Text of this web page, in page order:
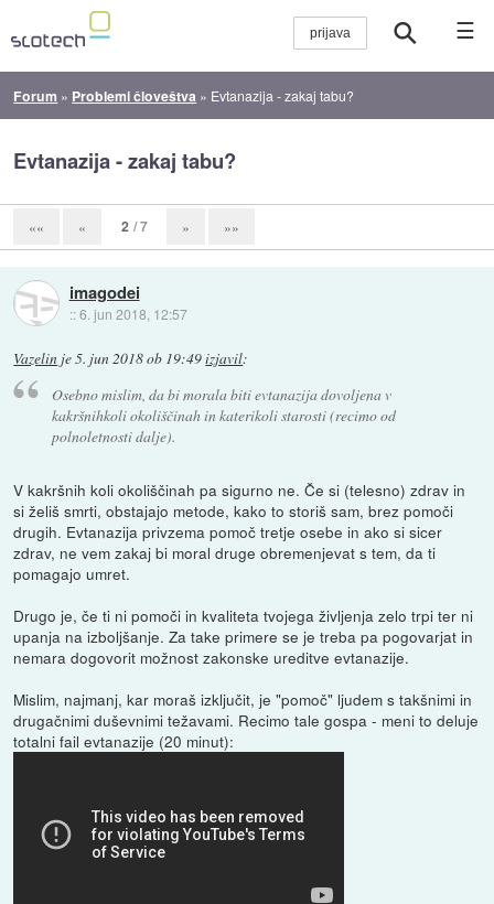
☰
Forum » Problemi človeštva » Evtanazija - zakaj tabu?
Evtanazija - zakaj tabu?
«« « 2 / 7 » »»
imagodei
::6. jun 2018, 12:57
Vazelin je5. jun 2018 ob 19:49izjavil:
Osebno mislim, da bi morala biti evtanazija dovoljena v
kakršnihkoli okoliščinah in katerikoli starosti (recimo od
polnoletnosti dalje).
V kakršnih koli okoliščinah pa sigurno ne. Če si (telesno) zdrav in
si želiš smrti, obstajajo metode, kako to storiš sam, brez pomoči
drugih. Evtanazija privzema pomoč tretje osebe in ako si sicer
zdrav, ne vem zakaj bi moral druge obremenjevat s tem, da ti
pomagajo umret.
Drugo je, če ti ni pomoči in kvaliteta tvojega življenja zelo trpi ter ni
upanja na izboljšanje. Za take primere se je treba pa pogovarjat in
nemara dogovorit možnost zakonske ureditve evtanazije.
Mislim, najmanj, kar moraš izključit, je "pomoč" ljudem s takšnimi in
drugačnimi duševnimi težavami. Recimo tale gospa - meni to deluje
totalni fail evtanazije (20 minut):